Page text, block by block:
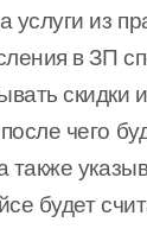
услуги из
в ЗП
скидки
чего
будет